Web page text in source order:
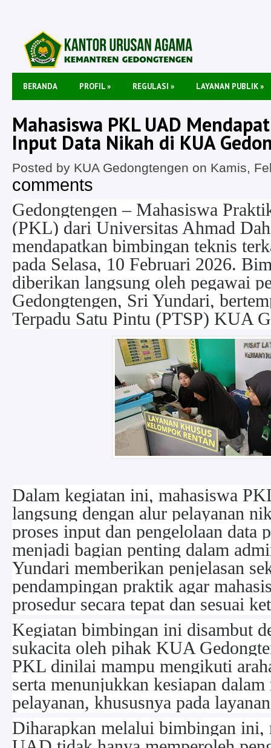
BERANDA PROFIL» REGULASI » LAYANAN PUBLIK»
Mahasiswa PKL UAD
Input Data Nikah di KUA
Posted by KUA Gedongtengen on Kamis,
comments
Gedongtengen – Mahasiswa
(PKL) dari Universitas Ahmad
mendapatkan bimbingan teknis
pada Selasa, 10 Februari 2026.
diberikan langsung oleh pegawai
Gedongtengen, Sri Yundari,
Terpadu Satu Pintu (PTSP) KUA
Dalam kegiatan ini, mahasiswa
langsung dengan alur pelayanan
proses input dan pengelolaan data
menjadi bagian penting dalam
Yundari memberikan penjelasan
pendampingan praktik agar
prosedur secara tepat dan sesuai
Kegiatan bimbingan ini disambut
sukacita oleh pihak KUA
PKL dinilai mampu mengikuti
serta menunjukkan kesiapan dalam
pelayanan, khususnya pada
Diharapkan melalui bimbingan ini,